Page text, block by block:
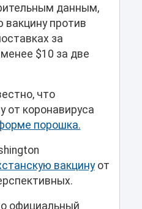
данным,
вакцину против
за
$10 за две
что
от коронавируса
порошка.
вакцинуот
официальный